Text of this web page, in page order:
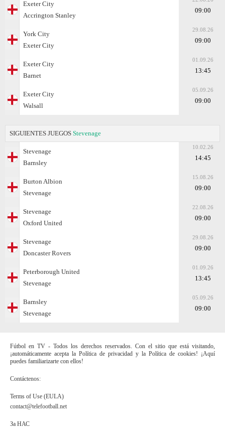
Exeter City
Accrington Stanley
09:00
York City
Exeter City
29.08.26
09:00
Exeter City
Barnet
01.09.26
13:45
Exeter City
Walsall
05.09.26
09:00
SIGUIENTES JUEGOS Stevenage
Stevenage
Barnsley
10.02.26
14:45
Burton Albion
Stevenage
15.08.26
09:00
Stevenage
Oxford United
22.08.26
09:00
Stevenage
Doncaster Rovers
29.08.26
09:00
Peterborough United
Stevenage
01.09.26
13:45
Barnsley
Stevenage
05.09.26
09:00
Fútbol en TV - Todos los derechos reservados. Con el sitio que está visitando,
¡automáticamente acepta la Política de privacidad y la Política de cookies! ¡Aquí
puedes familiarizarte con ellos!
Contáctenos:
Terms of Use (EULA)
contact@telefootball.net
За НАС